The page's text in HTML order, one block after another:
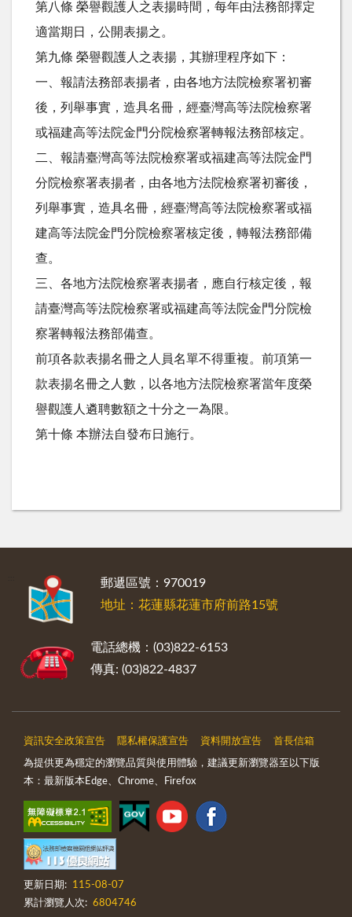
第八條 榮譽觀護人之表揚時間，每年由法務部擇定
適當期日，公開表揚之。
第九條 榮譽觀護人之表揚，其辦理程序如下：
一、報請法務部表揚者，由各地方法院檢察署初審
後，列舉事實，造具名冊，經臺灣高等法院檢察署
或福建高等法院金門分院檢察署轉報法務部核定。
二、報請臺灣高等法院檢察署或福建高等法院金門
分院檢察署表揚者，由各地方法院檢察署初審後，
列舉事實，造具名冊，經臺灣高等法院檢察署或福
建高等法院金門分院檢察署核定後，轉報法務部備
查。
三、各地方法院檢察署表揚者，應自行核定後，報
請臺灣高等法院檢察署或福建高等法院金門分院檢
察署轉報法務部備查。
前項各款表揚名冊之人員名單不得重複。前項第一
款表揚名冊之人數，以各地方法院檢察署當年度榮
譽觀護人遴聘數額之十分之一為限。
第十條 本辦法自發布日施行。
郵遞區號：970019
地址：花蓮縣花蓮市府前路15號
電話總機：(03)822-6153
傳真: (03)822-4837
資訊安全政策宣告 隱私權保護宣告 資料開放宣告 首長信箱
為提供更為穩定的瀏覽品質與使用體驗，建議更新瀏覽器至以下版
本：最新版本Edge、Chrome、Firefox
更新日期:
115-08-07
累計瀏覽人次: 6804746